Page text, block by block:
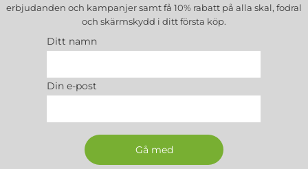
erbjudanden och kampanjer samt få 10% rabatt på alla skal, fodral
och skärmskydd i ditt första köp.
Ditt namn
Din e-post